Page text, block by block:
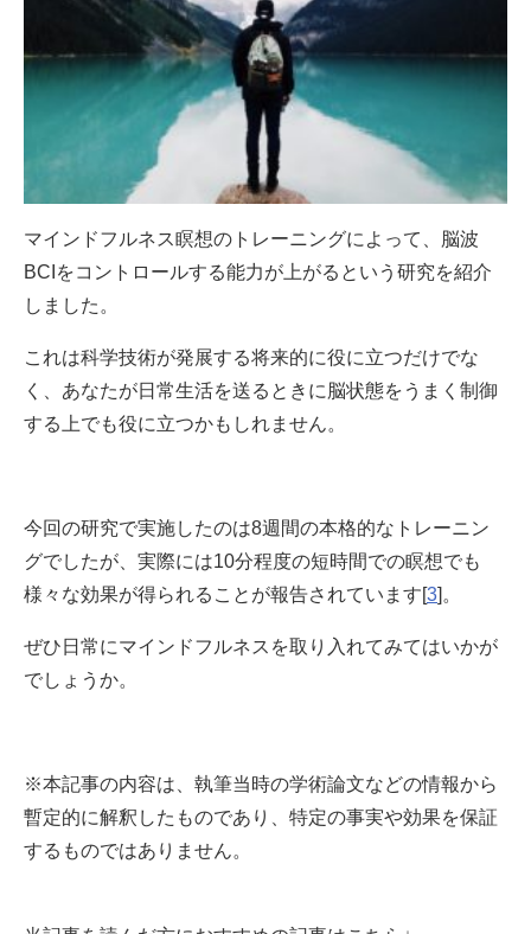
マインドフルネス瞑想のトレーニングによって、脳波
BCIをコントロールする能力が上がるという研究を紹介
しました。
これは科学技術が発展する将来的に役に立つだけでな
く、あなたが日常生活を送るときに脳状態をうまく制御
する上でも役に立つかもしれません。
今回の研究で実施したのは8週間の本格的なトレーニン
グでしたが、実際には10分程度の短時間での瞑想でも
様々な効果が得られることが報告されています[3]。
ぜひ日常にマインドフルネスを取り入れてみてはいかが
でしょうか。
※本記事の内容は、執筆当時の学術論文などの情報から
暫定的に解釈したものであり、特定の事実や効果を保証
するものではありません。